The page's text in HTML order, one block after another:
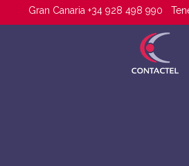
Gran Canaria +34 928 498 990